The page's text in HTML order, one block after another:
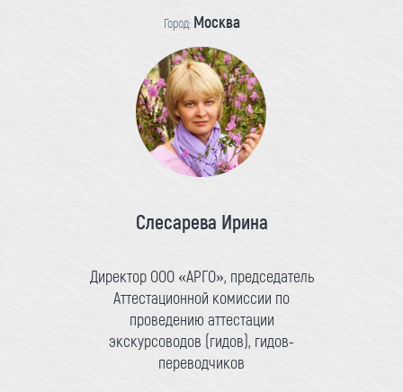
Город: Москва
Слесарева Ирина
Директор ООО «АРГО», председатель
Аттестационной комиссии по
проведению аттестации
экскурсоводов (гидов), гидов-
переводчиков